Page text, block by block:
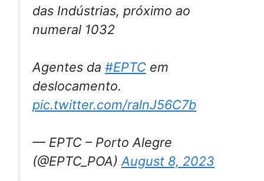
das Indústrias, próximo ao
numeral 1032
Agentes da #EPTC em
deslocamento.
pic.twitter.com/ralnJ56C7b
— EPTC – Porto Alegre
(@EPTC_POA)August 8, 2023